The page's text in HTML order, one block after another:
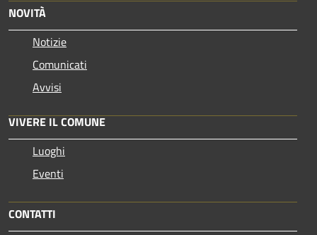
NOVITÀ
Notizie
Comunicati
Avvisi
VIVERE IL COMUNE
Luoghi
Eventi
CONTATTI